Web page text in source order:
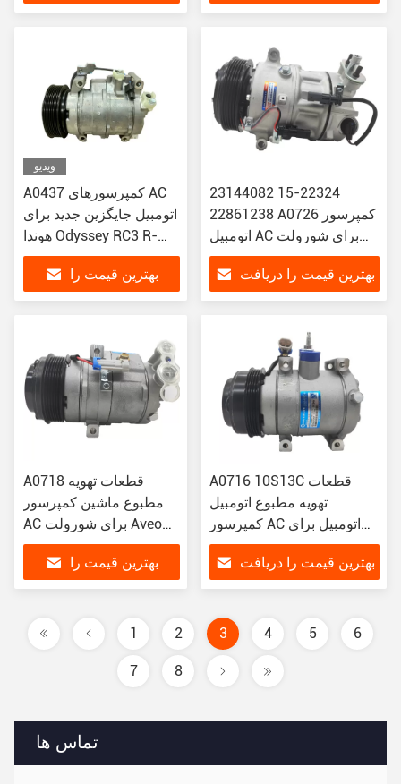
تماس ها
ویدیو
A0437 کمپرسورهای AC
اتومبیل جایگزین جدید برای
هوندا Odyssey RC3 R-
134a خنک کننده 447220-
3694 PV7بهترین قیمت را
23144082 15-22324
22861238 A0726 کمپرسور
اتومبیل AC برای شورولت
مالیبو 2.4 رووی 950
بهترین قیمت را دریافت
A0718 قطعات تهویه
مطبوع ماشین کمپرسور
AC برای شورولت Aveo
1.4
65995801194777204
بهترین قیمت را
A0716 10S13C قطعات
تهویه مطبوع اتومبیل
کمپرسور AC اتومبیل برای
شورولت جدید AVEO
9058186/9070633
بهترین قیمت را دریافت
1 2 3 4 5 6
7 8